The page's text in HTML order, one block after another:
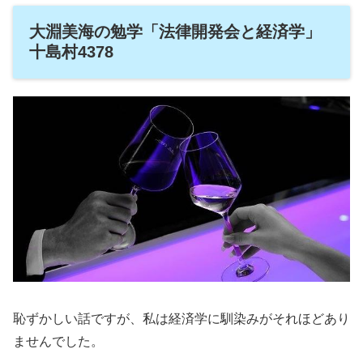
大淵美海の勉学「法律開発会と経済学」
十島村4378
恥ずかしい話ですが、私は経済学に馴染みがそれほどあり
ませんでした。